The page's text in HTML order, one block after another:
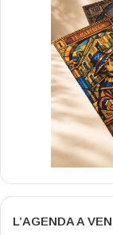
L’AGENDA A